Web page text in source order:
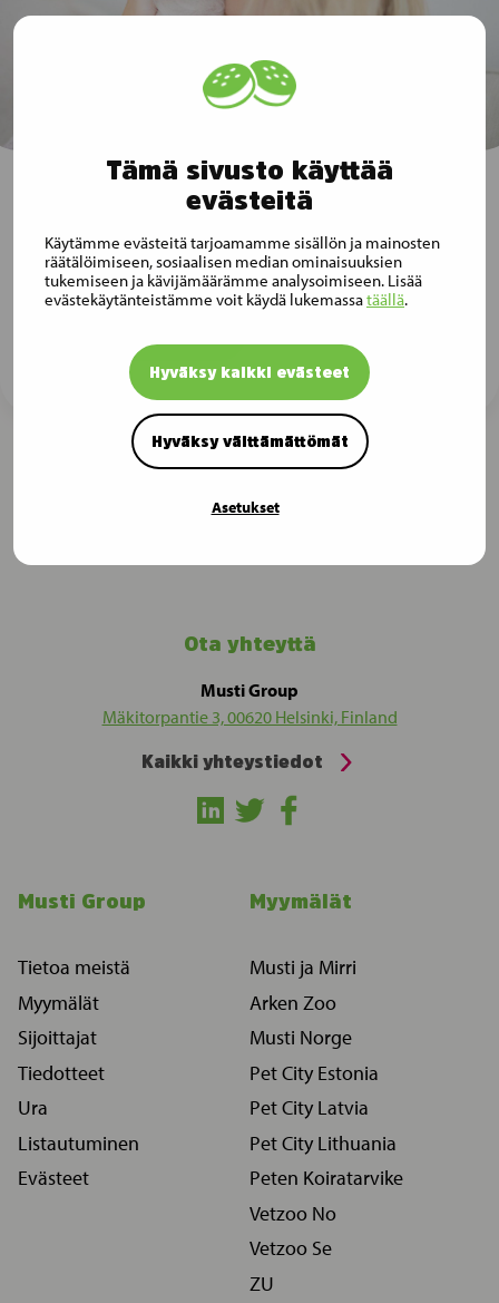
Tämä sivusto käyttää
evästeitä
Käytämme evästeitä tarjoamamme sisällön ja mainosten
räätälöimiseen, sosiaalisen median ominaisuuksien
tukemiseen ja kävijämäärämme analysoimiseen. Lisää
evästekäytänteistämme voit käydä lukemassatäällä.
Hyväksy kaikki evästeet
Hyväksy välttämättömät
Asetukset
Tilaa Musti Groupin tiedotteet
sähköpostiisi
Ota yhteyttä
Musti Group
Mäkitorpantie 3, 00620 Helsinki, Finland
Kaikki yhteystiedot
Musti Group
Tietoa meistä
Myymälät
Sijoittajat
Tiedotteet
Ura
Listautuminen
Evästeet
Myymälät
Musti ja Mirri
Arken Zoo
Musti Norge
Pet City Estonia
Pet City Latvia
Pet City Lithuania
Peten Koiratarvike
Vetzoo No
Vetzoo Se
ZU